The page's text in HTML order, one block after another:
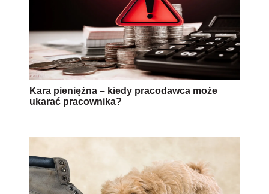
Kara pieniężna – kiedy pracodawca może
ukarać pracownika?